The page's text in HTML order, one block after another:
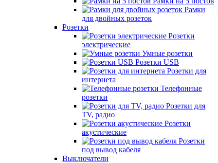
Рамки
для двойных розеток
Розетки
Розетки
электрические
Умные розетки
Розетки USB
Розетки для
интернета
Телефонные
розетки
Розетки для
TV, радио
Розетки
акустические
Розетки
под вывод кабеля
Выключатели